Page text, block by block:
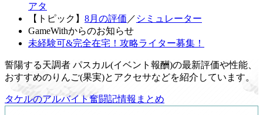
アタ
【トピック】 8月の評価 ／ シミュレーター
GameWithからのお知らせ
未経験可&完全在宅！攻略ライター募集！
誓陽する天調者 パスカル(イベント報酬)の最新評価や性能、
おすすめのりんご(果実)とアクセサなどを紹介しています。
タケルのアルバイト奮闘記情報まとめ